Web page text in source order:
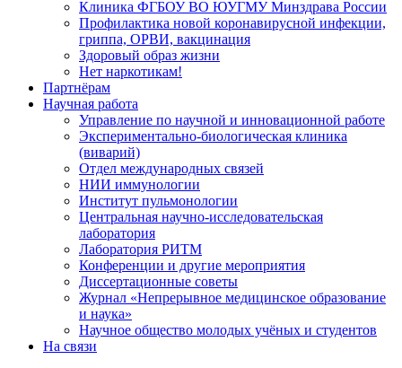
Клиника ФГБОУ ВО ЮУГМУ Минздрава России
Профилактика новой коронавирусной инфекции,
гриппа, ОРВИ, вакцинация
Здоровый образ жизни
Нет наркотикам!
Партнёрам
Научная работа
Управление по научной и инновационной работе
Экспериментально-биологическая клиника
(виварий)
Отдел международных связей
НИИ иммунологии
Институт пульмонологии
Центральная научно-исследовательская
лаборатория
Лаборатория РИТМ
Конференции и другие мероприятия
Диссертационные советы
Журнал «Непрерывное медицинское образование
и наука»
Научное общество молодых учёных и студентов
На связи